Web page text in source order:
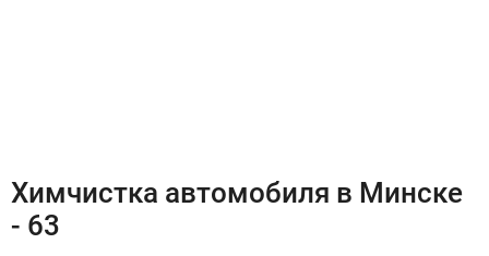
Химчистка автомобиля в Минске
- 63